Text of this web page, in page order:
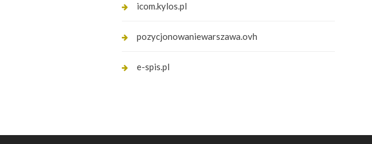
icom.kylos.pl
pozycjonowaniewarszawa.ovh
e-spis.pl